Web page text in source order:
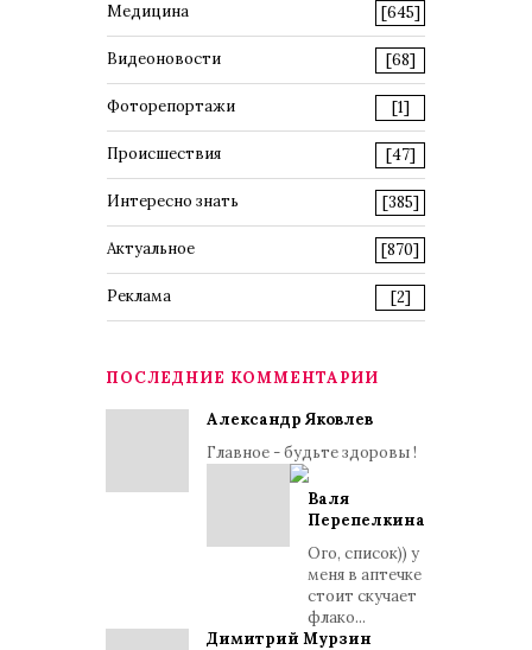
Медицина [645]
Видеоновости [68]
Фоторепортажи [1]
Происшествия [47]
Интересно знать [385]
Актуальное [870]
Реклама [2]
ПОСЛЕДНИЕ КОММЕНТАРИИ
Александр Яковлев
Главное - будьте здоровы !
Валя
Перепелкина
Ого, список)) у
меня в аптечке
стоит скучает
флако...
Димитрий Мурзин